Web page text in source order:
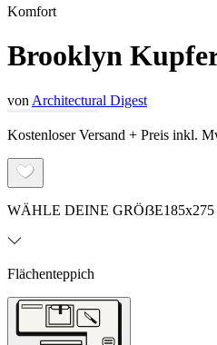
Komfort
Brooklyn
von Architectural Digest
Kostenloser Versand + Preis inkl.
WÄHLE DEINE GRÖẞE185x275
Flächenteppich